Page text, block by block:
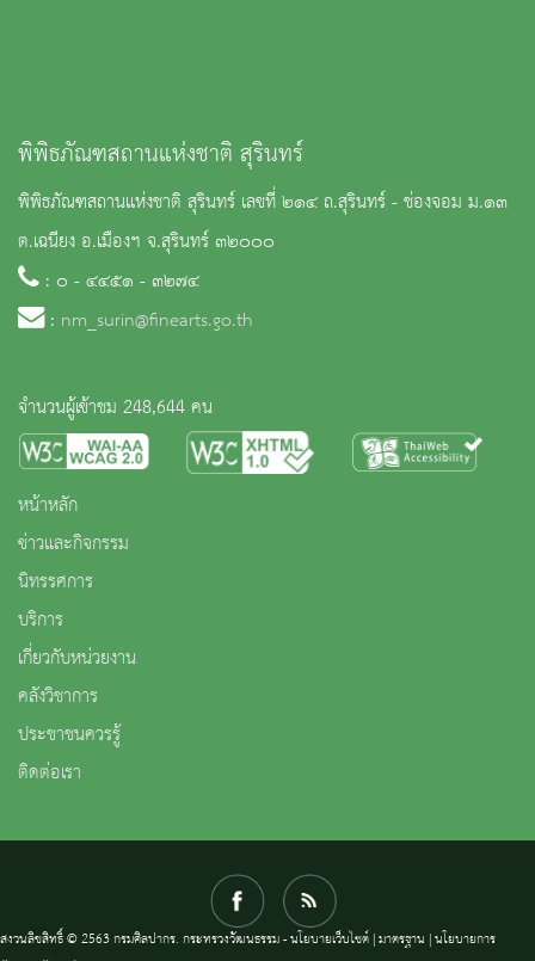
พิพิธภัณฑสถานแห่งชาติ สุรินทร์
พิพิธภัณฑสถานแห่งชาติ สุรินทร์ เลขที่ ๒๑๔ ถ.สุรินทร์ - ช่องจอม ม.๑๓
ต.เฉนียง อ.เมืองฯ จ.สุรินทร์ ๓๒๐๐๐
: ๐ - ๔๔๕๑ - ๓๒๗๔
: nm_surin@finearts.go.th
จำนวนผู้เข้าชม 248,644 คน
หน้าหลัก
ข่าวและกิจกรรม
นิทรรศการ
บริการ
เกี่ยวกับหน่วยงาน
คลังวิชาการ
ประชาชนควรรู้
ติดต่อเรา
สงวนลิขสิทธิ์ © 2563 กรมศิลปากร. กระทรวงวัฒนธรรม -นโยบายเว็บไซต์|มาตรฐาน |นโยบายการ